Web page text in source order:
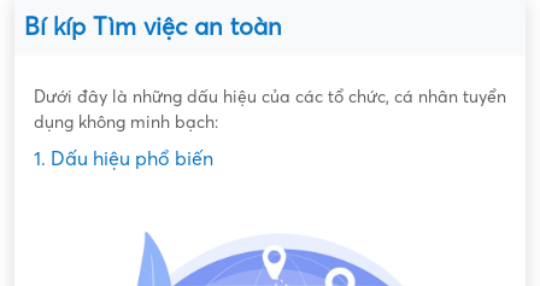
Bí kíp Tìm việc an toàn
Dưới đây là những dấu hiệu của các tổ chức, cá nhân tuyển
dụng không minh bạch:
1. Dấu hiệu phổ biến